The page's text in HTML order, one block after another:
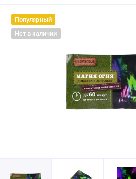
Популярный
Нет в наличии